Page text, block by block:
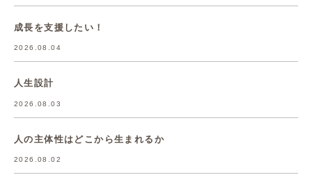
成長を支援したい！
2026.08.04
人生設計
2026.08.03
人の主体性はどこから生まれるか
2026.08.02